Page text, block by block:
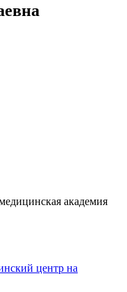
академия
центр на